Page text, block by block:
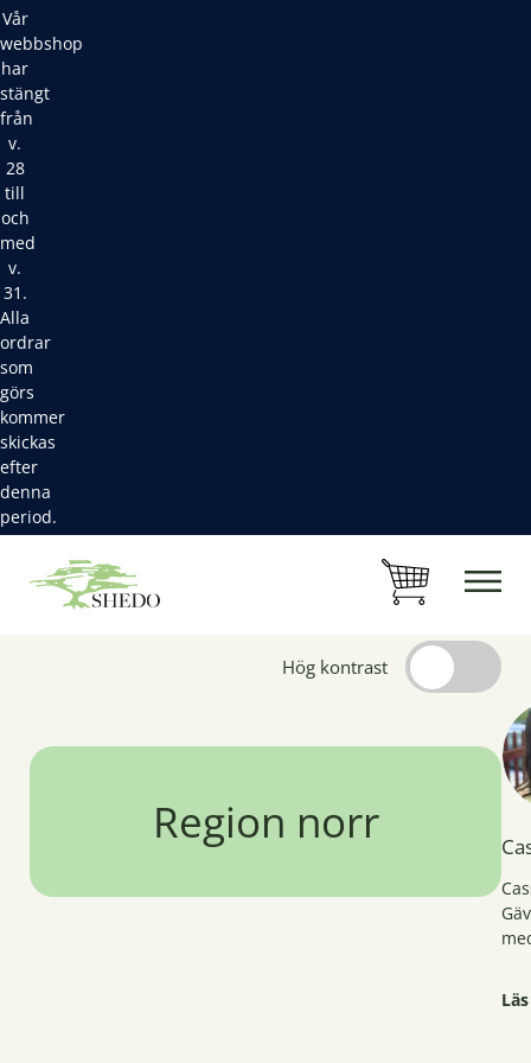
Vår
webbshop
har
stängt
från
v.
28
till
och
med
v.
31.
Alla
ordrar
som
görs
kommer
skickas
efter
denna
period.
Hög kontrast
Region norr